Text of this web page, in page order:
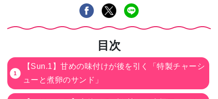
目次
【Sun.1】甘めの味付けが後を引く「特製チャーシ
ューと煮卵のサンド」